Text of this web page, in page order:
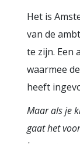
Het is
van de
te zijn. Een
waarmee
heeft
Maar als je
gaat het